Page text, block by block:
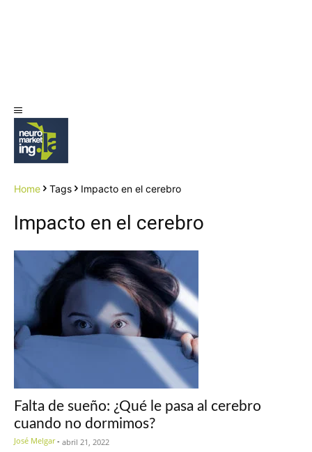
Home Tags Impacto en el cerebro
Impacto en el cerebro
Falta de sueño: ¿Qué le pasa al cerebro
cuando no dormimos?
José Melgar - abril 21, 2022